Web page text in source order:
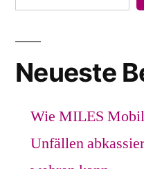
Neueste
Wie MILES
Unfällen